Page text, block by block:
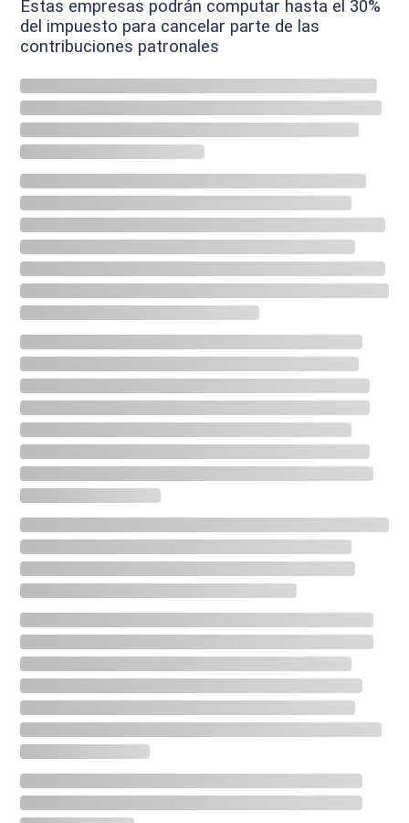
Estas empresas podrán computar hasta el 30%
del impuesto para cancelar parte de las
contribuciones patronales